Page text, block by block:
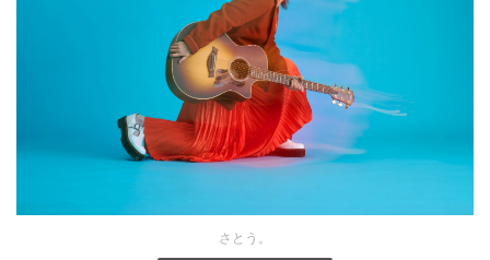
さとう。